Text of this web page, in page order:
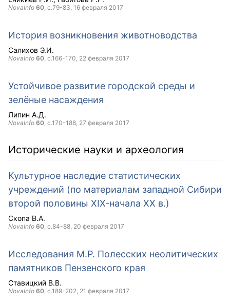
NovaInfo 60, с.79-83, 16 февраля 2017
История возникновения животноводства
Салихов Э.И.
NovaInfo 60, с.166-170, 22 февраля 2017
Устойчивое развитие городской среды и
зелёные насаждения
Липин А.Д.
NovaInfo 60, с.170-188, 27 февраля 2017
Исторические науки и археология
Культурное наследие статистических
учреждений (по материалам западной Сибири
второй половины XIX-начала XX в.)
Скопа В.А.
NovaInfo 60, с.84-88, 20 февраля 2017
Исследования М.Р. Полесских неолитических
памятников Пензенского края
Ставицкий В.В.
NovaInfo 60, с.189-202, 21 февраля 2017